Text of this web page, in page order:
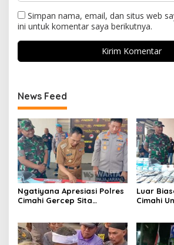
Simpan nama, email, dan situs web
ini untuk komentar saya berikutnya.
News Feed
Ngatiyana Apresiasi Polres
Cimahi Gercep Sita
Luar
Cimahi